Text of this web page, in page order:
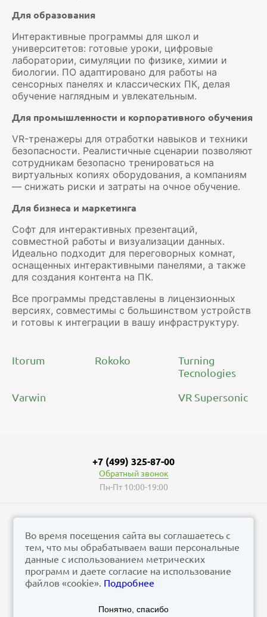
Для образования
Интерактивные программы для школ и
университетов: готовые уроки, цифровые
лаборатории, симуляции по физике, химии и
биологии. ПО адаптировано для работы на
сенсорных панелях и классических ПК, делая
обучение наглядным и увлекательным.
Для промышленности и корпоративного обучения
VR-тренажеры для отработки навыков и техники
безопасности. Реалистичные сценарии позволяют
сотрудникам безопасно тренироваться на
виртуальных копиях оборудования, а компаниям
— снижать риски и затраты на очное обучение.
Для бизнеса и маркетинга
Софт для интерактивных презентаций,
совместной работы и визуализации данных.
Идеально подходит для переговорных комнат,
оснащенных интерактивными панелями, а также
для создания контента на ПК.
Все программы представлены в лицензионных
версиях, совместимы с большинством устройств
и готовы к интеграции в вашу инфраструктуру.
Itorum Rokoko
Turning
Tecnologies
Varwin VR Supersonic
© vizzion.ru, 2026
corp@vizzion.ru
Задать вопрос в чат Телеграм
Задать вопрос в МАКС
+7 (499) 325-87-00
Обратный звонок
Пн-Пт 10:00-19:00
Во время посещения сайта вы соглашаетесь с
тем, что мы обрабатываем ваши персональные
данные с использованием метрических
программ и даете согласие на использование
файлов «cookie». Подробнее
Понятно, спасибо